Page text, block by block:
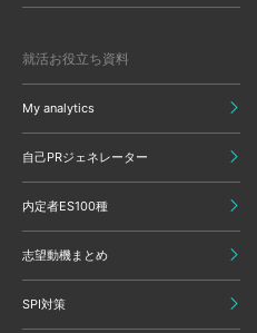
就活お役立ち資料
My analytics
自己PRジェネレーター
内定者ES100種
志望動機まとめ
SPI対策